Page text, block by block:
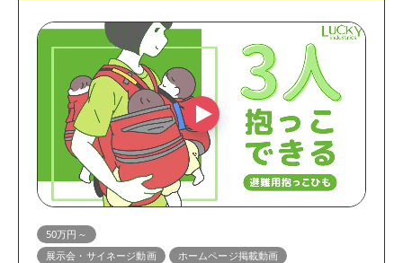
50万円～
展示会・サイネージ動画
ホームページ掲載動画